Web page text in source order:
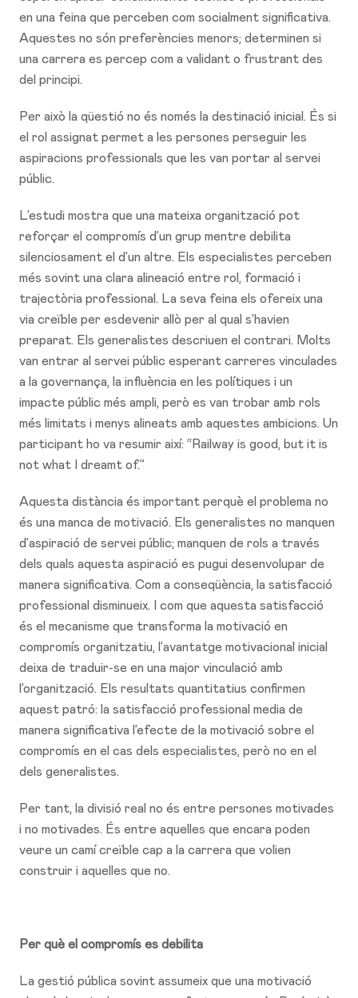
en una feina que perceben com socialment significativa.
Aquestes no són preferències menors; determinen si
una carrera es percep com a validant o frustrant des
del principi.
Per això la qüestió no és només la destinació inicial. És si
el rol assignat permet a les persones perseguir les
aspiracions professionals que les van portar al servei
públic.
L’estudi mostra que una mateixa organització pot
reforçar el compromís d’un grup mentre debilita
silenciosament el d’un altre. Els especialistes perceben
més sovint una clara alineació entre rol, formació i
trajectòria professional. La seva feina els ofereix una
via creïble per esdevenir allò per al qual s’havien
preparat. Els generalistes descriuen el contrari. Molts
van entrar al servei públic esperant carreres vinculades
a la governança, la influència en les polítiques i un
impacte públic més ampli, però es van trobar amb rols
més limitats i menys alineats amb aquestes ambicions. Un
participant ho va resumir així: “Railway is good, but it is
not what I dreamt of.”
Aquesta distància és important perquè el problema no
és una manca de motivació. Els generalistes no manquen
d’aspiració de servei públic; manquen de rols a través
dels quals aquesta aspiració es pugui desenvolupar de
manera significativa. Com a conseqüència, la satisfacció
professional disminueix. I com que aquesta satisfacció
és el mecanisme que transforma la motivació en
compromís organitzatiu, l’avantatge motivacional inicial
deixa de traduir-se en una major vinculació amb
l’organització. Els resultats quantitatius confirmen
aquest patró: la satisfacció professional media de
manera significativa l’efecte de la motivació sobre el
compromís en el cas dels especialistes, però no en el
dels generalistes.
Per tant, la divisió real no és entre persones motivades
i no motivades. És entre aquelles que encara poden
veure un camí creïble cap a la carrera que volien
construir i aquelles que no.
Per què el compromís es debilita
La gestió pública sovint assumeix que una motivació